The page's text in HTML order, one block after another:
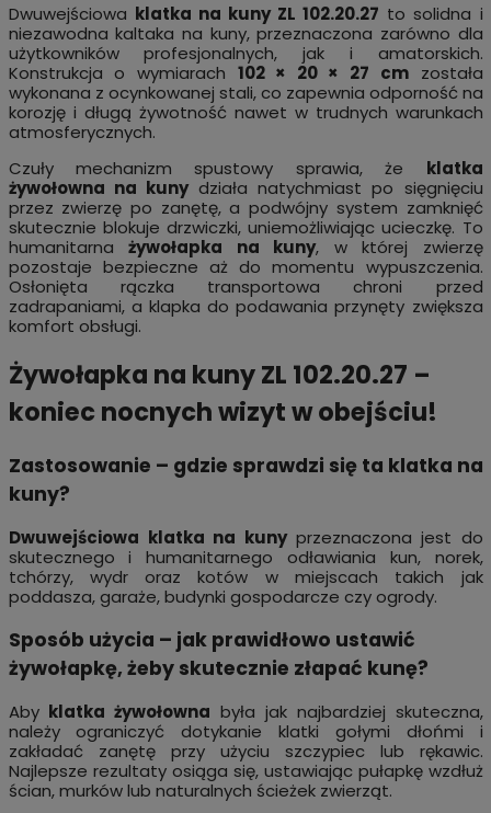
Dwuwejściowa klatka na kuny ZL 102.20.27 to solidna i
niezawodna kaltaka na kuny, przeznaczona zarówno dla
użytkowników profesjonalnych, jak i amatorskich.
Konstrukcja o wymiarach 102 × 20 × 27 cmzostała
wykonana z ocynkowanej stali, co zapewnia odporność na
korozję i długą żywotność nawet w trudnych warunkach
atmosferycznych.
Czuły mechanizm spustowy sprawia, że klatka
żywołowna na kunydziała natychmiast po sięgnięciu
przez zwierzę po zanętę, a podwójny system zamknięć
skutecznie blokuje drzwiczki, uniemożliwiając ucieczkę. To
humanitarna żywołapka na kuny, w której zwierzę
pozostaje bezpieczne aż do momentu wypuszczenia.
Osłonięta rączka transportowa chroni przed
zadrapaniami, a klapka do podawania przynęty zwiększa
komfort obsługi.
Żywołapka na kuny ZL 102.20.27 –
koniec nocnych wizyt w obejściu!
Zastosowanie – gdzie sprawdzi się ta klatka na
kuny?
Dwuwejściowa klatka na kunyprzeznaczona jest do
skutecznego i humanitarnego odławiania kun, norek,
tchórzy, wydr oraz kotów w miejscach takich jak
poddasza, garaże, budynki gospodarcze czy ogrody.
Sposób użycia – jak prawidłowo ustawić
żywołapkę, żeby skutecznie złapać kunę?
Aby klatka żywołowna była jak najbardziej skuteczna,
należy ograniczyć dotykanie klatki gołymi dłońmi i
zakładać zanętę przy użyciu szczypiec lub rękawic.
Najlepsze rezultaty osiąga się, ustawiając pułapkę wzdłuż
ścian, murków lub naturalnych ścieżek zwierząt.